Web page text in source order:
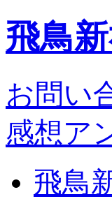
飛鳥
お問い
感想ア
飛鳥